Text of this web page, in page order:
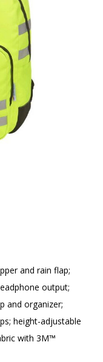
and rain flap;
output;
and organizer;
height-adjustable
with 3M™